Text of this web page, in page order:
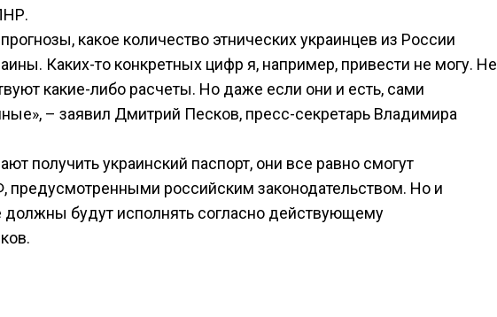
какое количество этнических украинцев из России
Каких-то конкретных цифр я, например, привести не могу. Не
какие-либо расчеты. Но даже если они и есть, сами
– заявил Дмитрий Песков, пресс-секретарь Владимира
получить украинский паспорт, они все равно смогут
предусмотренными российским законодательством. Но и
будут исполнять согласно действующему